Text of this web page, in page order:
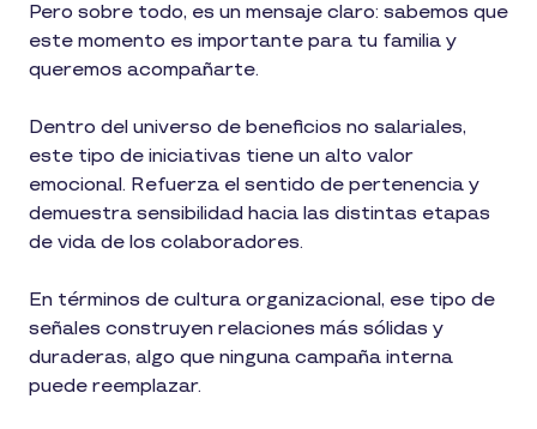
Pero sobre todo, es un mensaje claro: sabemos que
este momento es importante para tu familia y
queremos acompañarte.
Dentro del universo de beneficios no salariales,
este tipo de iniciativas tiene un alto valor
emocional. Refuerza el sentido de pertenencia y
demuestra sensibilidad hacia las distintas etapas
de vida de los colaboradores.
En términos de cultura organizacional, ese tipo de
señales construyen relaciones más sólidas y
duraderas, algo que ninguna campaña interna
puede reemplazar.